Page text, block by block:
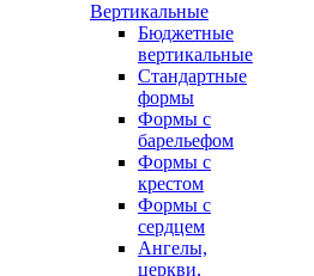
Вертикальные
Бюджетные
вертикальные
Стандартные
формы
Формы с
барельефом
Формы с
крестом
Формы с
сердцем
Ангелы,
церкви,